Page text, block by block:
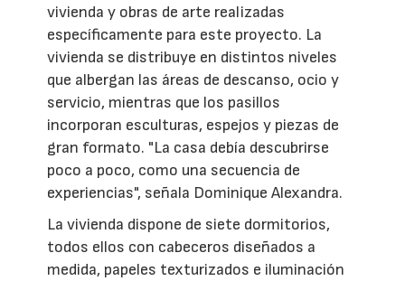
vivienda y obras de arte realizadas
específicamente para este proyecto. La
vivienda se distribuye en distintos niveles
que albergan las áreas de descanso, ocio y
servicio, mientras que los pasillos
incorporan esculturas, espejos y piezas de
gran formato. "La casa debía descubrirse
poco a poco, como una secuencia de
experiencias", señala Dominique Alexandra.
La vivienda dispone de siete dormitorios,
todos ellos con cabeceros diseñados a
medida, papeles texturizados e iluminación